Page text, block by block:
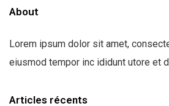
About
Lorem ipsum dolor sit amet,
eiusmod tempor inc ididunt utore et
Articles récents